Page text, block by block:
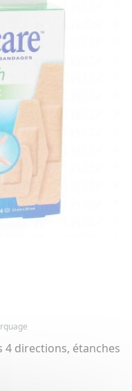
4 directions, étanches